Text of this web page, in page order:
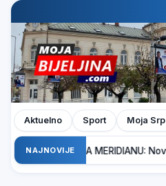
Aktuelno Sport Moja
NAJNOVIJE
POJAČANJE NA MERIDIANU: Nove